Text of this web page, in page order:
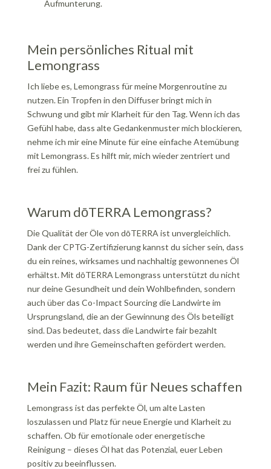
Aufmunterung.
Mein persönliches Ritual mit
Lemongrass
Ich liebe es, Lemongrass für meine Morgenroutine zu
nutzen. Ein Tropfen in den Diffuser bringt mich in
Schwung und gibt mir Klarheit für den Tag. Wenn ich das
Gefühl habe, dass alte Gedankenmuster mich blockieren,
nehme ich mir eine Minute für eine einfache Atemübung
mit Lemongrass. Es hilft mir, mich wieder zentriert und
frei zu fühlen.
Warum dōTERRA Lemongrass?
Die Qualität der Öle von dōTERRA ist unvergleichlich.
Dank der CPTG-Zertifizierung kannst du sicher sein, dass
du ein reines, wirksames und nachhaltig gewonnenes Öl
erhältst. Mit dōTERRA Lemongrass unterstützt du nicht
nur deine Gesundheit und dein Wohlbefinden, sondern
auch über das Co-Impact Sourcing die Landwirte im
Ursprungsland, die an der Gewinnung des Öls beteiligt
sind. Das bedeutet, dass die Landwirte fair bezahlt
werden und ihre Gemeinschaften gefördert werden.
Mein Fazit: Raum für Neues schaffen
Lemongrass ist das perfekte Öl, um alte Lasten
loszulassen und Platz für neue Energie und Klarheit zu
schaffen. Ob für emotionale oder energetische
Reinigung – dieses Öl hat das Potenzial, euer Leben
positiv zu beeinflussen.